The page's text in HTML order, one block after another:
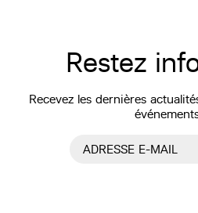
Restez
Recevez les dernières
ADRESSE E-MAIL